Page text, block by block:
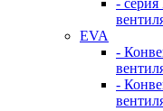
-
EVA
-
-